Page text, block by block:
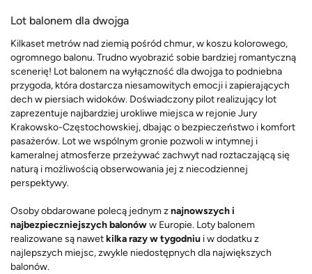
Lot balonem dla dwojga
Kilkaset metrów nad ziemią pośród chmur, w koszu kolorowego,
ogromnego balonu. Trudno wyobrazić sobie bardziej romantyczną
scenerię! Lot balonem na wyłączność dla dwojga to podniebna
przygoda, która dostarcza niesamowitych emocji i zapierających
dech w piersiach widoków. Doświadczony pilot realizujący lot
zaprezentuje najbardziej urokliwe miejsca w rejonie Jury
Krakowsko-Częstochowskiej, dbając o bezpieczeństwo i komfort
pasażerów. Lot we wspólnym gronie pozwoli w intymnej i
kameralnej atmosferze przeżywać zachwyt nad roztaczającą się
naturą i możliwością obserwowania jej z niecodziennej
perspektywy.
Osoby obdarowane polecą jednym znajnowszych i
najbezpieczniejszych balonóww Europie. Loty balonem
realizowane są nawetkilka razy w tygodniu i w dodatku z
najlepszych miejsc, zwykle niedostępnych dla największych
balonów.